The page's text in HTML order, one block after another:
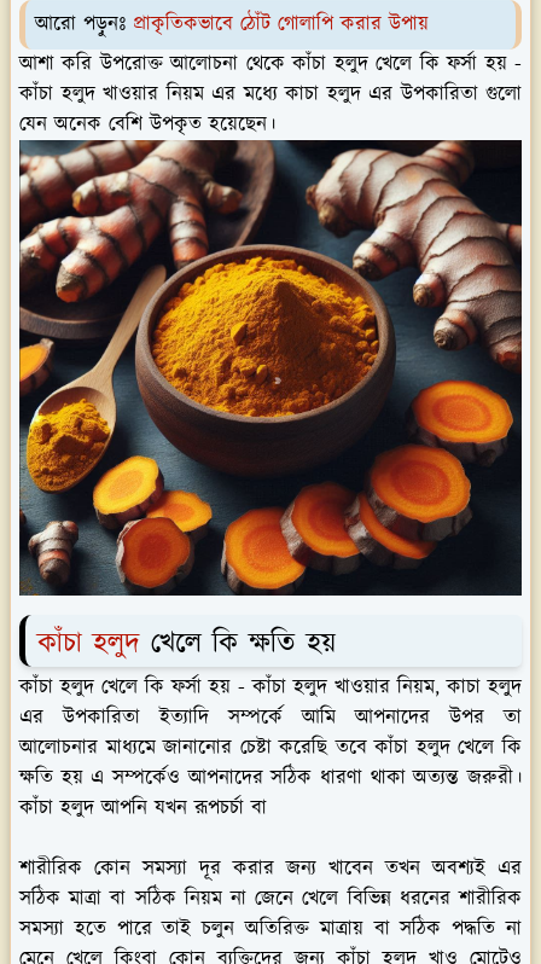
আরো পড়ুনঃ প্রাকৃতিকভাবে ঠোঁট গোলাপি করার উপায়
আশা করি উপরোক্ত আলোচনা থেকে কাঁচা হলুদ খেলে কি ফর্সা হয় -
কাঁচা হলুদ খাওয়ার নিয়ম এর মধ্যে কাচা হলুদ এর উপকারিতা গুলো
যেন অনেক বেশি উপকৃত হয়েছেন।
কাঁচা হলুদ খেলে কি ক্ষতি হয়
কাঁচা হলুদ খেলে কি ফর্সা হয় - কাঁচা হলুদ খাওয়ার নিয়ম, কাচা হলুদ
এর উপকারিতা ইত্যাদি সম্পর্কে আমি আপনাদের উপর তা
আলোচনার মাধ্যমে জানানোর চেষ্টা করেছি তবে কাঁচা হলুদ খেলে কি
ক্ষতি হয় এ সম্পর্কেও আপনাদের সঠিক ধারণা থাকা অত্যন্ত জরুরী।
কাঁচা হলুদ আপনি যখন রূপচর্চা বা
শারীরিক কোন সমস্যা দূর করার জন্য খাবেন তখন অবশ্যই এর
সঠিক মাত্রা বা সঠিক নিয়ম না জেনে খেলে বিভিন্ন ধরনের শারীরিক
সমস্যা হতে পারে তাই চলুন অতিরিক্ত মাত্রায় বা সঠিক পদ্ধতি না